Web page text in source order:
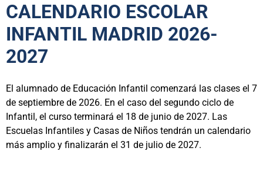
CALENDARIO ESCOLAR
INFANTIL MADRID 2026-
2027
El alumnado de Educación Infantil comenzará las clases el 7
de septiembre de 2026. En el caso del segundo ciclo de
Infantil, el curso terminará el 18 de junio de 2027. Las
Escuelas Infantiles y Casas de Niños tendrán un calendario
más amplio y finalizarán el 31 de julio de 2027.